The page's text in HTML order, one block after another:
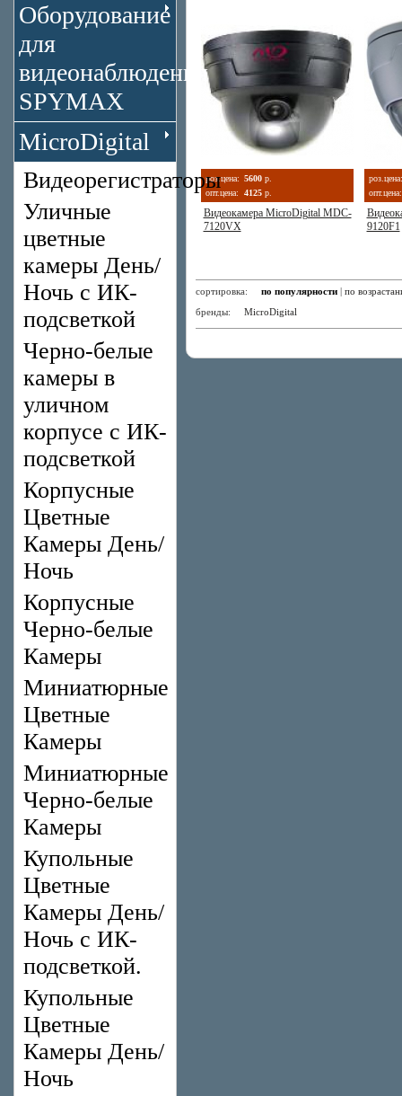
Оборудование
для
видеонаблюдения
SPYMAX
MicroDigital
Видеорегистраторы
Уличные
цветные
камеры День/
Ночь с ИК-
подсветкой
Черно-белые
камеры в
уличном
корпусе с ИК-
подсветкой
Корпусные
Цветные
Камеры День/
Ночь
Корпусные
Черно-белые
Камеры
Миниатюрные
Цветные
Камеры
Миниатюрные
Черно-белые
Камеры
Купольные
Цветные
Камеры День/
Ночь с ИК-
подсветкой.
Купольные
Цветные
Камеры День/
Ночь
роз.цена: 5600 р.
опт.цена:
4125 р.
Видеокамера MicroDigital MDC-
7120VX
роз.цена:
опт.цена:
9120F1
сортировка: по популярности | по
бренды: MicroDigital